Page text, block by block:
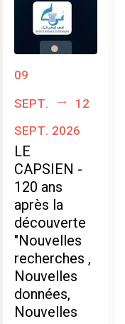
09
sept.
12
sept. 2026
LE
CAPSIEN -
120 ans
après la
découverte
"Nouvelles
recherches ,
Nouvelles
données,
Nouvelles